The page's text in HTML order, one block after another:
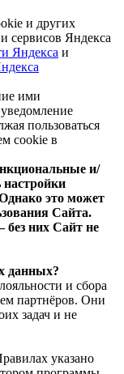
и других
сервисов Яндекса
Яндекса и
ими
пользоваться
cookie в
и/
настройки
это может
Сайта.
без них Сайт не
данных?
и сбора
партнёров. Они
задач и не
указано